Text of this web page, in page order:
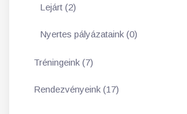
Lejárt (2)
Nyertes pályázataink (0)
Tréningeink (7)
Rendezvényeink (17)